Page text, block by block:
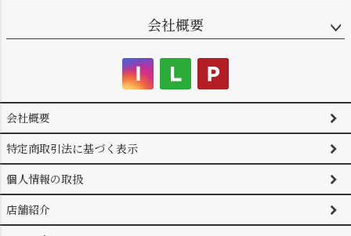
会社概要
会社概要
特定商取引法に基づく表示
個人情報の取扱
店舗紹介